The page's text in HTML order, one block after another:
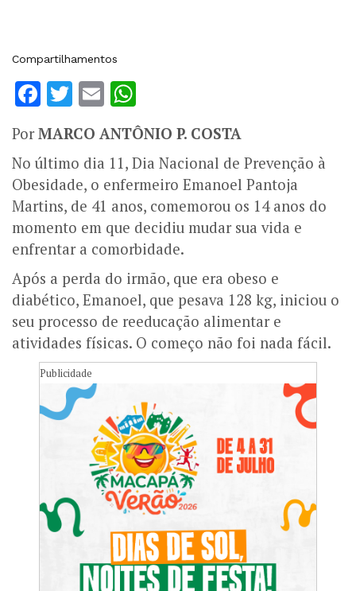
Compartilhamentos
Facebook
Twitter
Email
PorMARCO ANTÔNIO P. COSTA
No último dia 11, Dia Nacional de Prevenção à
Obesidade, o enfermeiro Emanoel Pantoja
Martins, de 41 anos, comemorou os 14 anos do
momento em que decidiu mudar sua vida e
enfrentar a comorbidade.
Após a perda do irmão, que era obeso e
diabético, Emanoel, que pesava 128 kg, iniciou o
seu processo de reeducação alimentar e
atividades físicas. O começo não foi nada fácil.
Publicidade